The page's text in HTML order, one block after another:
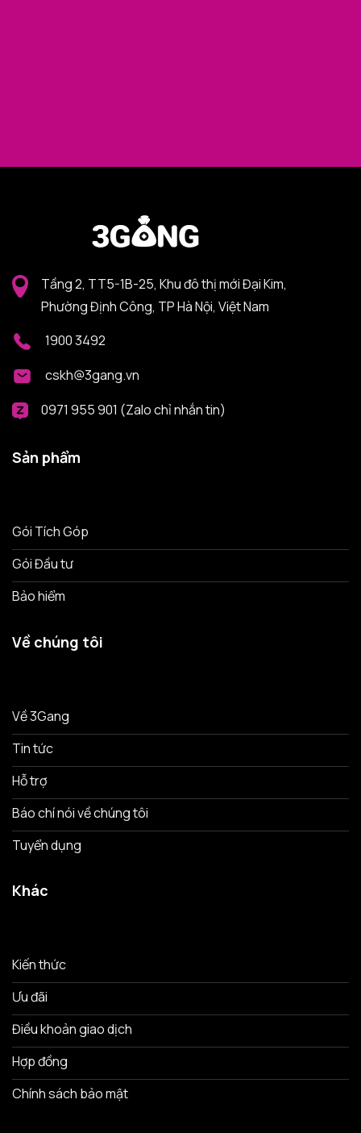
Tầng 2, TT5-1B-25, Khu đô thị mới Đại Kim,
Phường Định Công, TP Hà Nội, Việt Nam
1900 3492
cskh@3gang.vn
0971 955 901 (Zalo chỉ nhắn tin)
Sản phẩm
Gói Tích Góp
Gói Đầu tư
Bảo hiểm
Về chúng tôi
Về 3Gang
Tin tức
Hỗ trợ
Báo chí nói về chúng tôi
Tuyển dụng
Khác
Kiến thức
Ưu đãi
Điều khoản giao dịch
Hợp đồng
Chính sách bảo mật